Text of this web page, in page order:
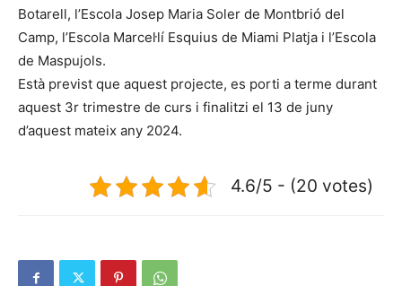
Botarell, l’Escola Josep Maria Soler de Montbrió del
Camp, l’Escola Marcel·lí Esquius de Miami Platja i l’Escola
de Maspujols.
Està previst que aquest projecte, es porti a terme durant
aquest 3r trimestre de curs i finalitzi el 13 de juny
d’aquest mateix any 2024.
4.6/5 - (20 votes)